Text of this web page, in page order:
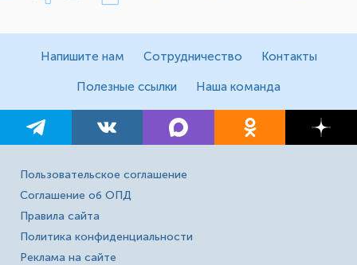
Напишите нам Сотрудничество Контакты
Полезные ссылки Наша команда
Пользовательское соглашение
Соглашение об ОПД
Правила сайта
Политика конфиденциальности
Реклама на сайте